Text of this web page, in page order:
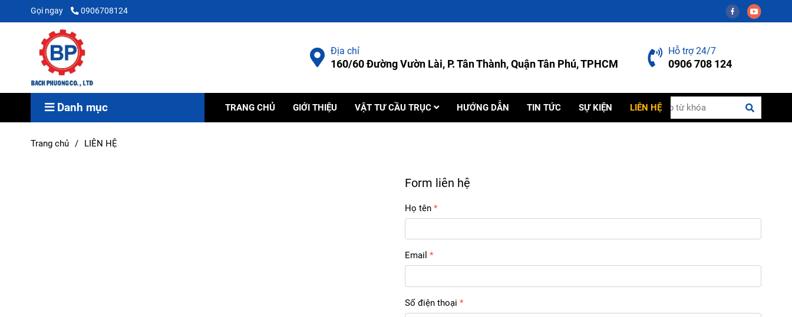
Gọi ngay 0906708124
Địa chỉ
160/60 Đường Vườn Lài, P. Tân Thành, Quận Tân Phú, TPHCM
Hỗ trợ 24/7
0906 708 124
Danh mục TRANG CHỦ GIỚI THIỆU VẬT TƯ CẦU TRỤC HƯỚNG DẪN TIN TỨC SỰ KIỆN LIÊN HỆ
Trang chủ / LIÊN HỆ
Form liên hệ
Họ tên
Email
Số điện thoại